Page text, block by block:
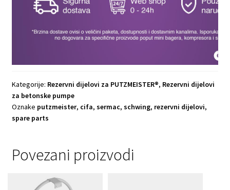
Kategorije: Rezervni dijelovi za PUTZMEISTER®, Rezervni dijelovi
za betonske pumpe
Oznake putzmeister, cifa, sermac, schwing, rezervni dijelovi,
spare parts
Povezani proizvodi